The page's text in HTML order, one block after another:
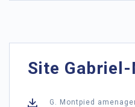
Site
G. Montpied